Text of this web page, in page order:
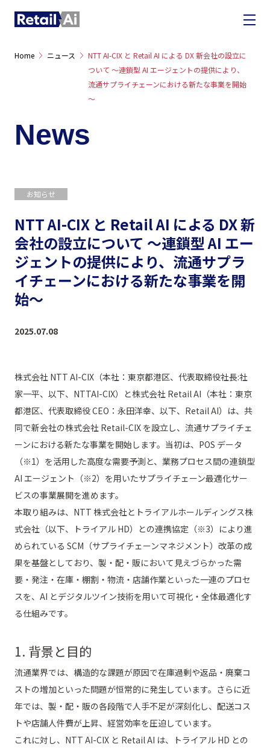
Home ニュース
NTT AI-CIX と Retail AI による DX 新会社の設立に
ついて ～連鎖型 AI エージェントの提供により、
流通サプライチェーンにおける新たな事業を開始
～
News
お知らせ
NTT AI-CIX と Retail AI による DX 新
会社の設立について ～連鎖型 AI エー
ジェントの提供により、流通サプラ
イチェーンにおける新たな事業を開
始～
2025.07.08
株式会社 NTT AI-CIX（本社：東京都港区、代表取締役社長:社
家一平、以下、NTTAI-CIX）と株式会社 Retail AI（本社：東京
都港区、代表取締役 CEO：永田洋幸、以下、Retail AI）は、共
同で新会社の株式会社 Retail-CIX を設立し、流通サプライチェ
ーンにおける新たな事業を開始します。当初は、POS データ
（※1）を活用した高度な需要予測と、業務プロセス間の連鎖型
AI エージェント（※2）を用いたサプライチェーン最適化サー
ビスの事業展開を進めます。
本取り組みは、NTT 株式会社とトライアルホールディングス株
式会社（以下、トライアル HD）との連携協定（※3）により進
められている SCM（サプライチェーンマネジメント）改革の成
果を基盤としており、製・配・販において見えづらかった需
要・発注・在庫・棚割・物流・店舗作業といった一連のプロセ
スを、AI とデジタルツイン技術を用いて可視化・全体最適化す
る仕組みです。
1. 背景と目的
流通業界では、構造的な課題が原因で在庫過剰や返品・廃棄コ
ストの増加といった問題が恒常的に発生しています。さらに近
年では、製・配・販の各段階で人手不足が深刻化し、配送コス
トや店舗人件費が上昇、経営効率を圧迫しています。
これに対し、NTT AI-CIX と Retail AI は、トライアル HD との